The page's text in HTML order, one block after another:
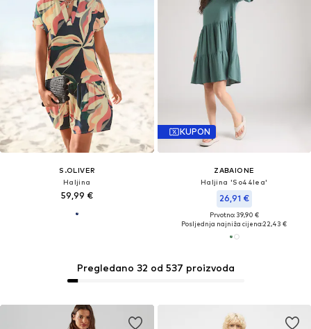
S.OLIVER
Haljina
59,99 €
KUPON
ZABAIONE
Haljina 'So44lea'
26,91 €
Prvotno: 39,90 €
Posljednja najniža cijena:22,43 €
Pregledano 32 od 537 proizvoda